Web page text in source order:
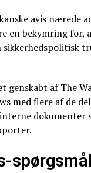
avis nærede
en bekymring for,
sikkerhedspolitisk
genskabt af The
med flere af de
dokumenter